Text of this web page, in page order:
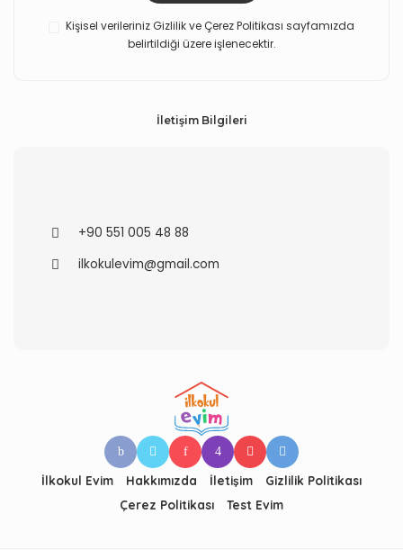
Kişisel verileriniz Gizlilik ve Çerez Politikası sayfamızda
belirtildiği üzere işlenecektir.
İletişim Bilgileri
+90 551 005 48 88
ilkokulevim@gmail.com
İlkokul Evim Hakkımızda İletişim
Gizlilik Politikası
Çerez Politikası
Test Evim